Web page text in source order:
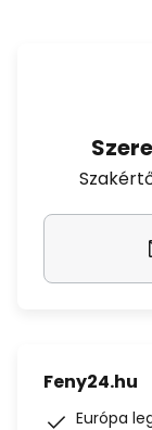
Feny24.hu
Európa